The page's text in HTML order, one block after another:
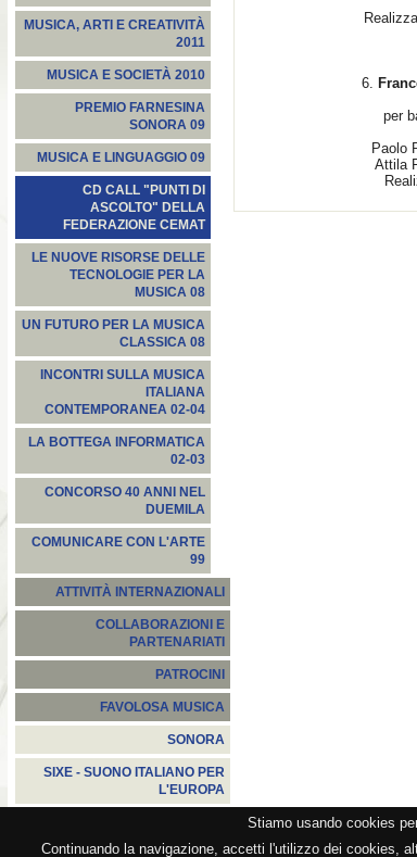
Stiamo usando cookies
Continuando la navigazione, accetti l'utilizzo dei cookies,
MUSICA, ARTI E CREATIVITÀ
2011
MUSICA E SOCIETÀ 2010
PREMIO FARNESINA
SONORA 09
MUSICA E LINGUAGGIO 09
CD CALL "PUNTI DI
ASCOLTO" DELLA
FEDERAZIONE CEMAT
LE NUOVE RISORSE DELLE
TECNOLOGIE PER LA
MUSICA 08
UN FUTURO PER LA MUSICA
CLASSICA 08
INCONTRI SULLA MUSICA
ITALIANA
CONTEMPORANEA 02-04
LA BOTTEGA INFORMATICA
02-03
CONCORSO 40 ANNI NEL
DUEMILA
COMUNICARE CON L'ARTE
99
ATTIVITÀ INTERNAZIONALI
COLLABORAZIONI E
PARTENARIATI
PATROCINI
FAVOLOSA MUSICA
SONORA
SIXE - SUONO ITALIANO PER
L'EUROPA
6.
per
Paolo
Attila